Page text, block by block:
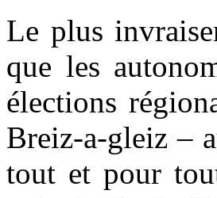
Le plus
que les
élections
Breiz-a-gleiz –
tout et pour